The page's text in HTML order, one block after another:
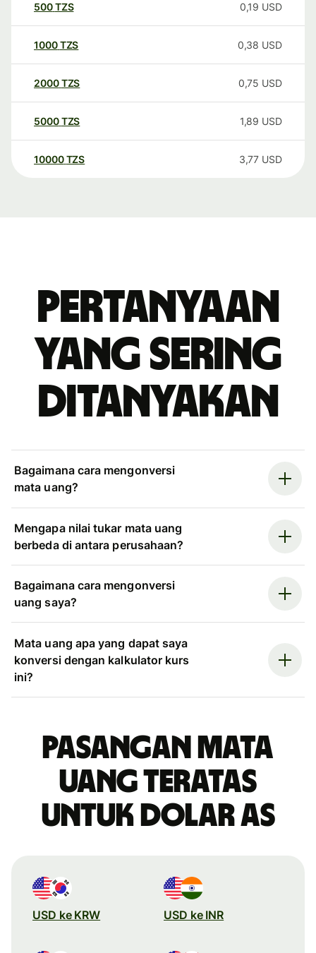
500TZS 0,19 USD
1000TZS 0,38 USD
2000TZS 0,75 USD
5000TZS 1,89 USD
10000 TZS 3,77 USD
Pertanyaan
yang sering
ditanyakan
Bagaimana cara mengonversi
mata uang?
Mengapa nilai tukar mata uang
berbeda di antara perusahaan?
Bagaimana cara mengonversi
uang saya?
Mata uang apa yang dapat saya
konversi dengan kalkulator kurs
ini?
Pasangan mata
uang teratas
untuk dolar AS
USD ke KRW USD ke INR